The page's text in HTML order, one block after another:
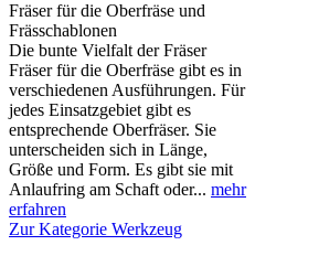
Fräser für die Oberfräse und
Frässchablonen
Die bunte Vielfalt der Fräser
Fräser für die Oberfräse gibt es in
verschiedenen Ausführungen. Für
jedes Einsatzgebiet gibt es
entsprechende Oberfräser. Sie
unterscheiden sich in Länge,
Größe und Form. Es gibt sie mit
Anlaufring am Schaft oder... mehr
erfahren
Zur Kategorie Werkzeug